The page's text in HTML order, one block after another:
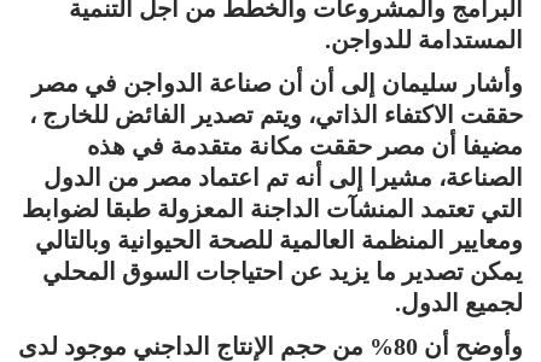
البرامج والمشروعات والخطط من أجل التنمية
المستدامة للدواجن.
وأشار سليمان إلى أن أن صناعة الدواجن في مصر
حققت الاكتفاء الذاتي، ويتم تصدير الفائض للخارج ،
مضيفا أن مصر حققت مكانة متقدمة في هذه
الصناعة، مشيرا إلى أنه تم اعتماد مصر من الدول
التي تعتمد المنشآت الداجنة المعزولة طبقا لضوابط
ومعايير المنظمة العالمية للصحة الحيوانية وبالتالي
يمكن تصدير ما يزيد عن احتياجات السوق المحلي
لجميع الدول.
وأوضح أن 80% من حجم الإنتاج الداجني موجود لدى